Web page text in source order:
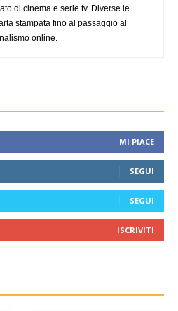
di cinema e serie tv. Diverse le
stampata fino al passaggio al
online.
MI PIACE
SEGUI
SEGUI
ISCRIVITI